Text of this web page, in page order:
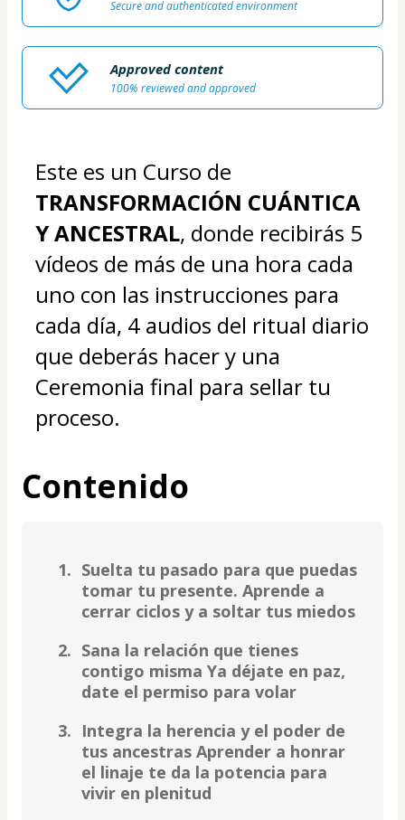
Secure and authenticated environment
Approved content
100% reviewed and approved
TRANSFORMACIÓN CUÁNTICA
Y ANCESTRAL, donde recibirás 5
vídeos de más de una hora cada
uno con las instrucciones para
cada día, 4 audios del ritual diario
que deberás hacer y una
Ceremonia final para sellar tu
proceso.
Contenido
Suelta tu pasado para que puedas
tomar tu presente. Aprende a
cerrar ciclos y a soltar tus miedos
Sana la relación que tienes
contigo misma Ya déjate en paz,
date el permiso para volar
Integra la herencia y el poder de
tus ancestras Aprender a honrar
el linaje te da la potencia para
vivir en plenitud